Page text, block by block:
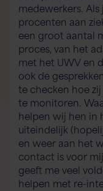
medewerkers.
procenten aan
een groot aantal
proces, van het
met het UWV en
ook de
te checken hoe
te monitoren.
helpen wij hen in
uiteindelijk
en weer aan het
contact is voor
geeft me veel
helpen met re-